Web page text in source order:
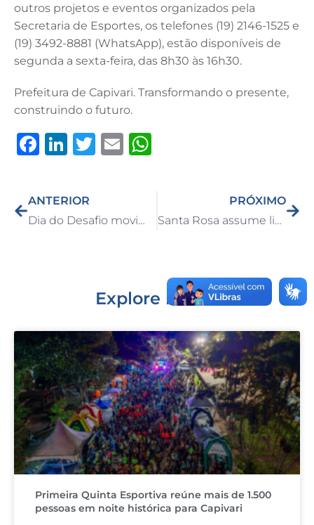
outros projetos e eventos organizados pela
Secretaria de Esportes, os telefones (19) 2146-1525 e
(19) 3492-8881 (WhatsApp), estão disponíveis de
segunda a sexta-feira, das 8h30 às 16h30.
Prefeitura de Capivari. Transformando o presente,
construindo o futuro.
F
e
b
Li
e
dI
T
te
r
E
l
s
A
ANTERIOR
Dia do Desafio movimenta Capivari em sua 30ª edição
PRÓXIMO
Santa Rosa assume liderança do Campeonato Veterano de Futebol Amador
Explore mais...
Primeira Quinta Esportiva reúne mais de 1.500
pessoas em noite histórica para Capivari